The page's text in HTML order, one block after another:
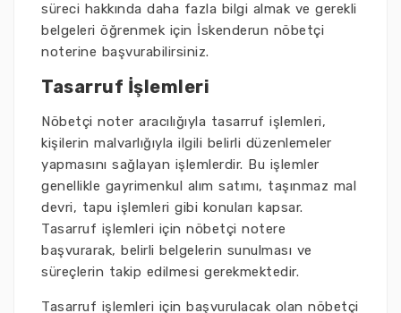
süreci hakkında daha fazla bilgi almak ve gerekli
belgeleri öğrenmek için İskenderun nöbetçi
noterine başvurabilirsiniz.
Tasarruf İşlemleri
Nöbetçi noter aracılığıyla tasarruf işlemleri,
kişilerin malvarlığıyla ilgili belirli düzenlemeler
yapmasını sağlayan işlemlerdir. Bu işlemler
genellikle gayrimenkul alım satımı, taşınmaz mal
devri, tapu işlemleri gibi konuları kapsar.
Tasarruf işlemleri için nöbetçi notere
başvurarak, belirli belgelerin sunulması ve
süreçlerin takip edilmesi gerekmektedir.
Tasarruf işlemleri için başvurulacak olan nöbetçi